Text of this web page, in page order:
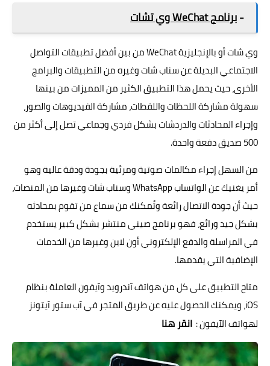
-برنامج WeChat‏ وي تشات
وي شات أو بالإنجليزية WeChat‏ من بين أفضل تطبيقات التواصل
الاجتماعي البديلة عن سناب شات وغيره من التطبيقات والبرامج
الأخرى، حيث يحمل هذا التطبيق الكثير من المميزات من بينها
سهولة مشاركة اللحظات واللقطات، مشاركة الفيديوهات والصور،
وإجراء المحادثات والدردشات بشكل فردي وجماعي تصل إلى أكثر من
500 صديق دفعة واحدة.
من السهل إجراء مكالمات صوتية ومرئية بجودة ودقة عالية وهو
أمر يغنيك عن الواتساب WhatsApp وسناب شات وغيرها من المنصات،
حيث أن جودة الاتصال رائعة وتُمكنك من سماع من تقوم بمحادثه
بشكل جيد ورائع، فهو برنامج صيني منتشر بشكل كبير يستخدم
في المراسلة والدفع الإلكتروني أون لاين وغيرها من الخدمات
الإضافية التي يقدمها.
متاح التطبيق على كل من هواتف آندرويد وآيفون العاملة بنظام
iOS، ويمكنك الحصول عليه عن طريق المتجر في آب ستور آيتونز
لهواتف الآيفون : انقر هنا